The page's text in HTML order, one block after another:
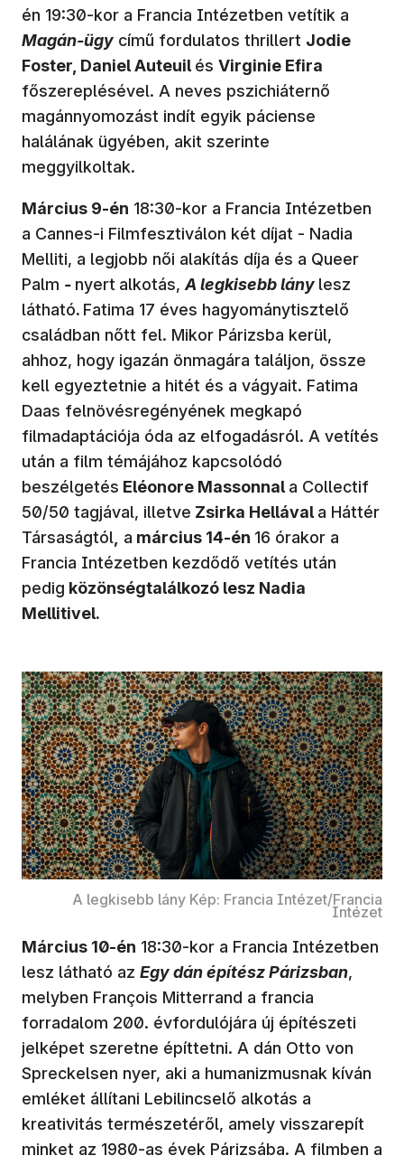
én 19:30-kor a Francia Intézetben vetítik a
Magán-ügy című fordulatos thrillert Jodie
Foster, Daniel Auteuil és Virginie Efira
főszereplésével. A neves pszichiáternő
magánnyomozást indít egyik páciense
halálának ügyében, akit szerinte
meggyilkoltak.
Március 9-én 18:30-kor a Francia Intézetben
a Cannes-i Filmfesztiválon két díjat - Nadia
Melliti, a legjobb női alakítás díja és a Queer
Palm - nyert alkotás, A legkisebb lány lesz
látható. Fatima 17 éves hagyománytisztelő
családban nőtt fel. Mikor Párizsba kerül,
ahhoz, hogy igazán önmagára találjon, össze
kell egyeztetnie a hitét és a vágyait. Fatima
Daas felnövésregényének megkapó
filmadaptációja óda az elfogadásról. A vetítés
után a film témájához kapcsolódó
beszélgetés Eléonore Massonnal a Collectif
50/50 tagjával, illetve Zsirka Hellával a Háttér
Társaságtól a március 14-én 16 órakor a
Francia Intézetben kezdődő vetítés után
pedig közönségtalálkozó lesz Nadia
Mellitivel.
A legkisebb lány Kép: Francia Intézet/Francia
Intézet
Március 10-én 18:30-kor a Francia Intézetben
lesz látható az Egy dán építész Párizsban,
melyben François Mitterrand a francia
forradalom 200. évfordulójára új építészeti
jelképet szeretne építtetni. A dán Otto von
Spreckelsen nyer, aki a humanizmusnak kíván
emléket állítani Lebilincselő alkotás a
kreativitás természetéről, amely visszarepít
minket az 1980-as évek Párizsába. A filmben a